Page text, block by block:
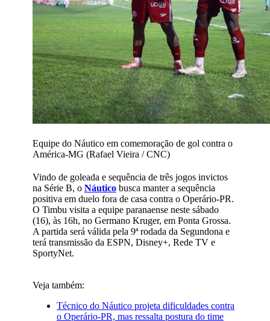
Equipe do Náutico em comemoração de gol contra o
América-MG (Rafael Vieira / CNC)
Vindo de goleada e sequência de três jogos invictos
na Série B, o Náutico busca manter a sequência
positiva em duelo fora de casa contra o Operário-PR.
O Timbu visita a equipe paranaense neste sábado
(16), às 16h, no Germano Kruger, em Ponta Grossa.
A partida será válida pela 9ª rodada da Segundona e
terá transmissão da ESPN, Disney+, Rede TV e
SportyNet.
Veja também:
Técnico do Náutico projeta dificuldades contra
o Operário-PR, mas ressalta postura do time